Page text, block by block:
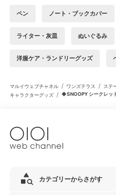
ペン ノート・ブックカバー
ライター・灰皿 ぬいぐるみ
洋服ケア・ランドリーグッズ
マルイウェブチャネル / ワンズテラス / ステ
キャラクターグッズ / ◆SNOOPY シークレッ
カテゴリーからさがす